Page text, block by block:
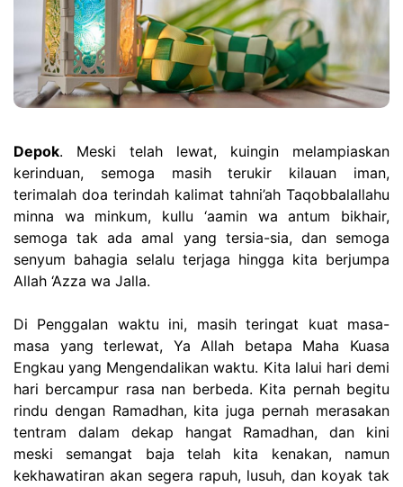
Depok. Meski telah lewat, kuingin melampiaskan
kerinduan, semoga masih terukir kilauan iman,
terimalah doa terindah kalimat tahni’ah Taqobbalallahu
minna wa minkum, kullu ‘aamin wa antum bikhair,
semoga tak ada amal yang tersia-sia, dan semoga
senyum bahagia selalu terjaga hingga kita berjumpa
Allah ‘Azza wa Jalla.
Di Penggalan waktu ini, masih teringat kuat masa-
masa yang terlewat, Ya Allah betapa Maha Kuasa
Engkau yang Mengendalikan waktu. Kita lalui hari demi
hari bercampur rasa nan berbeda. Kita pernah begitu
rindu dengan Ramadhan, kita juga pernah merasakan
tentram dalam dekap hangat Ramadhan, dan kini
meski semangat baja telah kita kenakan, namun
kekhawatiran akan segera rapuh, lusuh, dan koyak tak